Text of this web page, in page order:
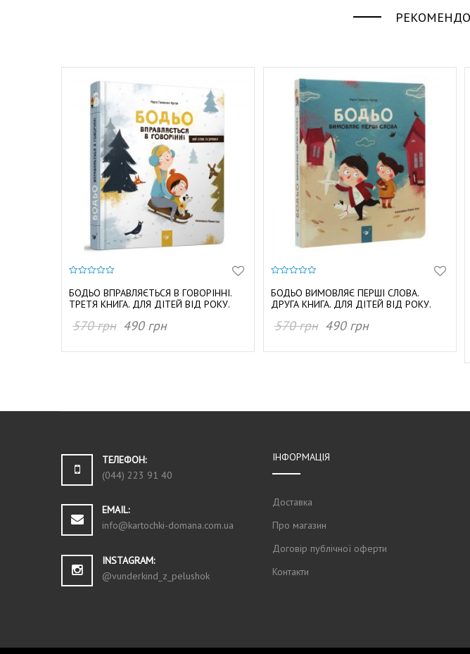
з
5
БОДЬО ВПРАВЛЯЄТЬСЯ В ГОВОРІННІ.
ТРЕТЯ КНИГА. ДЛЯ ДІТЕЙ ВІД РОКУ.
570грн 490 грн
з
5
БОДЬО ВИМОВЛЯЄ ПЕРШІ СЛОВА.
ДРУГА КНИГА. ДЛЯ ДІТЕЙ ВІД РОКУ.
570грн 490 грн
ТЕЛЕФОН:
(044) 223 91 40
EMAIL:
info@kartochki-domana.com.ua
INSTAGRAM:
@vunderkind_z_pelushok
ІНФОРМАЦIЯ
Доставка
Про магазин
Договір публічної оферти
Контакти